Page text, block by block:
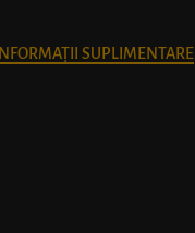
INFORMAȚII SUPLIMENTARE